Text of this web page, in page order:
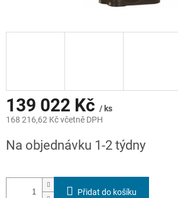
139 022 Kč / ks
168 216,62 Kč včetně DPH
cena:
Na objednávku 1-2 týdny
Přidat do košíku